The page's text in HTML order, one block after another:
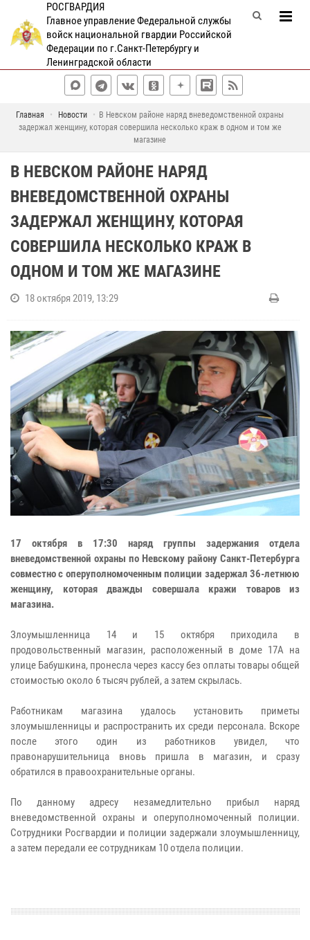
РОСГВАРДИЯ
Главное управление Федеральной службы
войск национальной гвардии Российской
Федерации по г.Санкт-Петербургу и
Ленинградской области
Главная Новости
В Невском районе наряд вневедомственной охраны
задержал женщину, которая совершила несколько краж в одном и том же
магазине
В НЕВСКОМ РАЙОНЕ НАРЯД
ВНЕВЕДОМСТВЕННОЙ ОХРАНЫ
ЗАДЕРЖАЛ ЖЕНЩИНУ, КОТОРАЯ
СОВЕРШИЛА НЕСКОЛЬКО КРАЖ В
ОДНОМ И ТОМ ЖЕ МАГАЗИНЕ
18 октября 2019, 13:29
17 октября в 17:30 наряд группы задержания отдела
вневедомственной охраны по Невскому району Санкт-Петербурга
совместно с оперуполномоченным полиции задержал 36-летнюю
женщину, которая дважды совершала кражи товаров из
магазина.
Злоумышленница 14 и 15 октября приходила в
продовольственный магазин, расположенный в доме 17А на
улице Бабушкина, пронесла через кассу без оплаты товары общей
стоимостью около 6 тысяч рублей, а затем скрылась.
Работникам магазина удалось установить приметы
злоумышленницы и распространить их среди персонала. Вскоре
после этого один из работников увидел, что
правонарушительница вновь пришла в магазин, и сразу
обратился в правоохранительные органы.
По данному адресу незамедлительно прибыл наряд
вневедомственной охраны и оперуполномоченный полиции.
Сотрудники Росгвардии и полиции задержали злоумышленницу,
а затем передали ее сотрудникам 10 отдела полиции.